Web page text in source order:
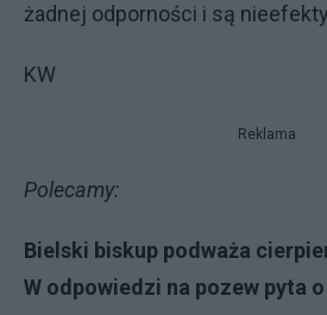
żadnej odporności i są
KW
Reklama
Polecamy:
Bielski biskup podważa
W odpowiedzi na pozew pyta